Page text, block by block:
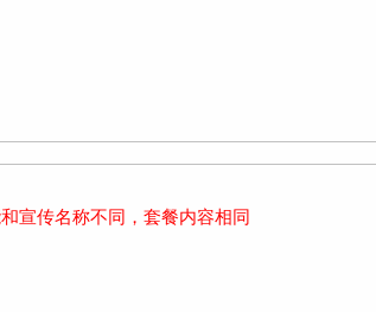
宣传名称不同，套餐内容相同